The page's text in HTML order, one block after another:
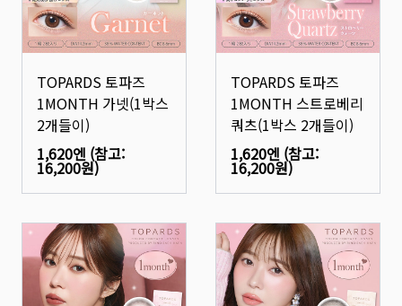
TOPARDS 토파즈
1MONTH 가넷(1박스
2개들이)
1,620엔 (참고:
16,200원)
TOPARDS 토파즈
1MONTH 스트로베리
쿼츠(1박스 2개들이)
1,620엔 (참고:
16,200원)